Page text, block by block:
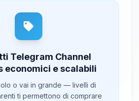
Telegram Channel
economici e scalabili
o vai in grande — livelli di
ti permettono di comprare